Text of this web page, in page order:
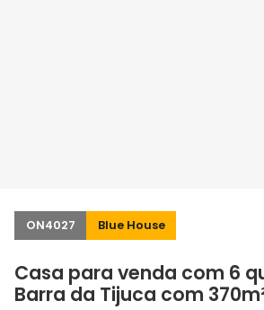
ON4027 Blue House
Casa para venda com 6
Barra da Tijuca com